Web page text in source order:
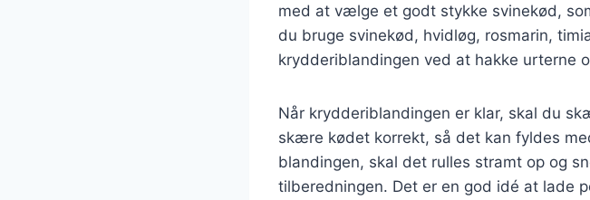
med at vælge et godt stykke svinekød,
du bruge svinekød, hvidløg, rosmarin,
krydderiblandingen ved at hakke urterne
Når krydderiblandingen er klar, skal du
skære kødet korrekt, så det kan fyldes
blandingen, skal det rulles stramt op og
tilberedningen. Det er en god idé at lade